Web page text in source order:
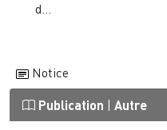
d...
Notice
Publication Autre